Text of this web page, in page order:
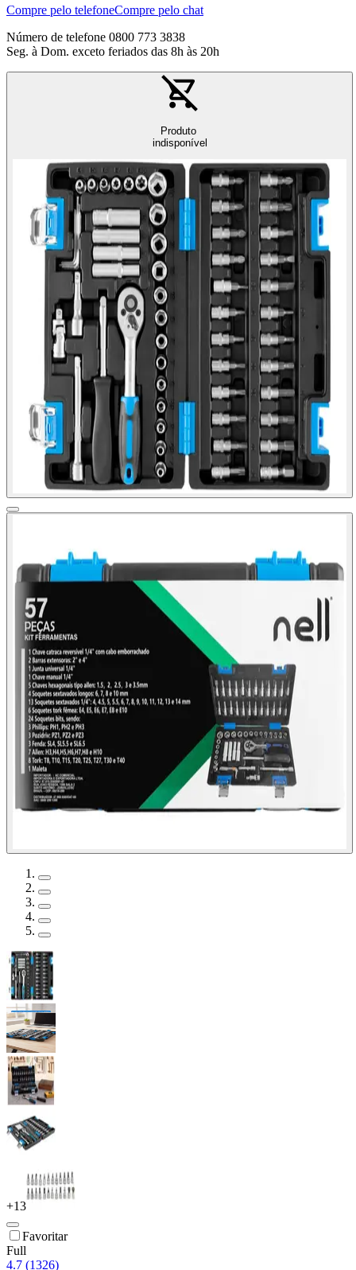
Compre pelo telefoneCompre pelo chat
Número de telefone 0800 773 3838
Seg. à Dom. exceto feriados das 8h às 20h
Produto
indisponível
+13
Favoritar
Full
4.7 (1326)